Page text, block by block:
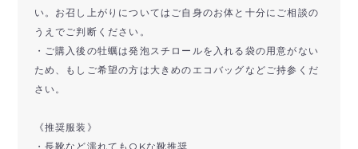
い。お召し上がりについてはご自身のお体と十分にご相談の
うえでご判断ください。
・ご購入後の牡蠣は発泡スチロールを入れる袋の用意がない
ため、もしご希望の方は大きめのエコバッグなどご持参くだ
さい。
《推奨服装》
・長靴など濡れてもOKな靴推奨